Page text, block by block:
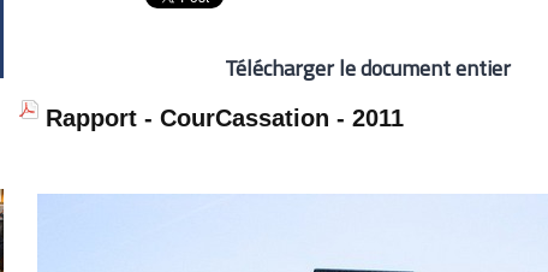
Télécharger le document entier
Rapport - CourCassation - 2011